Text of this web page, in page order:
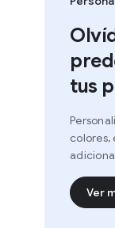
tus
colores,
Ver